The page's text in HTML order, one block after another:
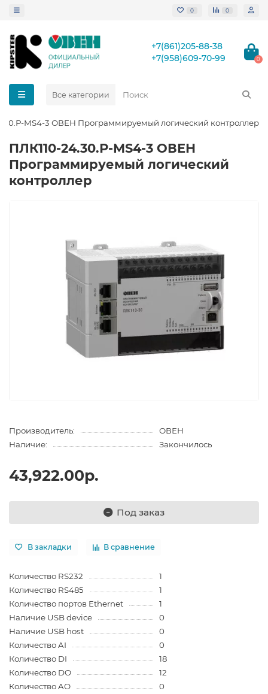
0 0
+7(861)205-88-38
+7(958)609-70-99
0
Все категории
МS4-3 ОВЕН Программируемый логический контроллер
ПЛК110-24.30.Р-МS4-3 ОВЕН
Программируемый логический
контроллер
Производитель:
ОВЕН
Наличие:
Закончилось
43,922.00р.
Под заказ
В закладки В сравнение
Количество RS232
1
Количество RS485
1
Количество портов Ethernet
1
Наличие USB device
0
Наличие USB host
0
Количество AI
0
Количество DI
18
Количество DO
12
Количество AO
0